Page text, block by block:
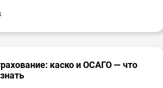
каско и ОСАГО — что